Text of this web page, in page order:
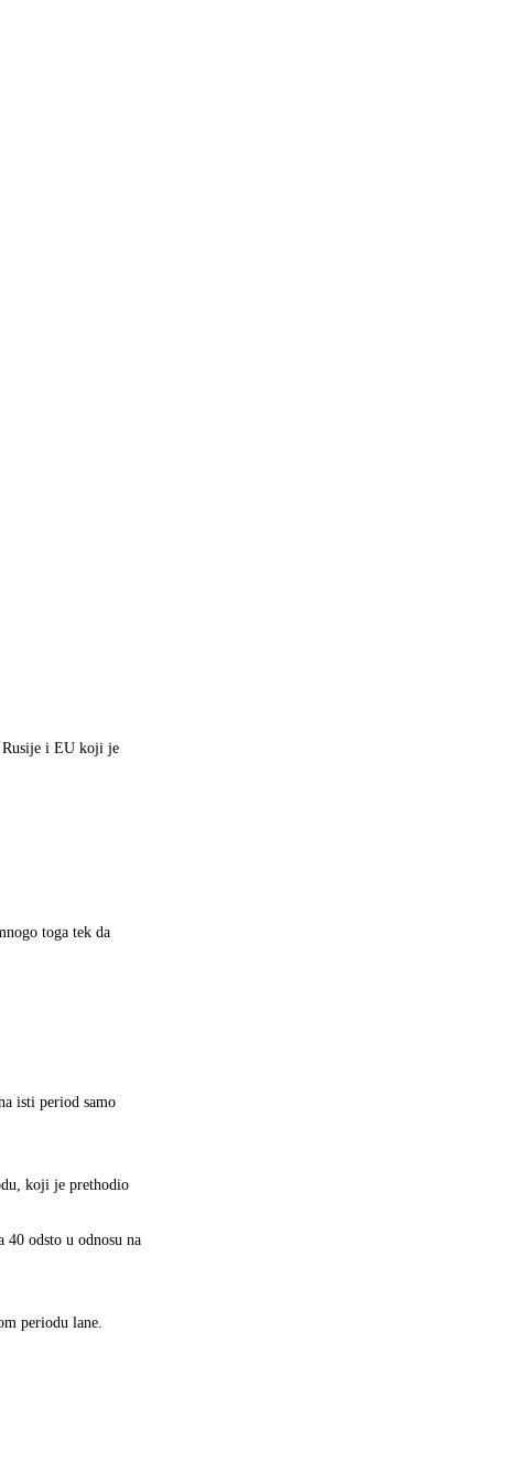
Rusije i EU koji je
toga tek da
isti period samo
koji je prethodio
40 odsto u odnosu na
periodu lane.